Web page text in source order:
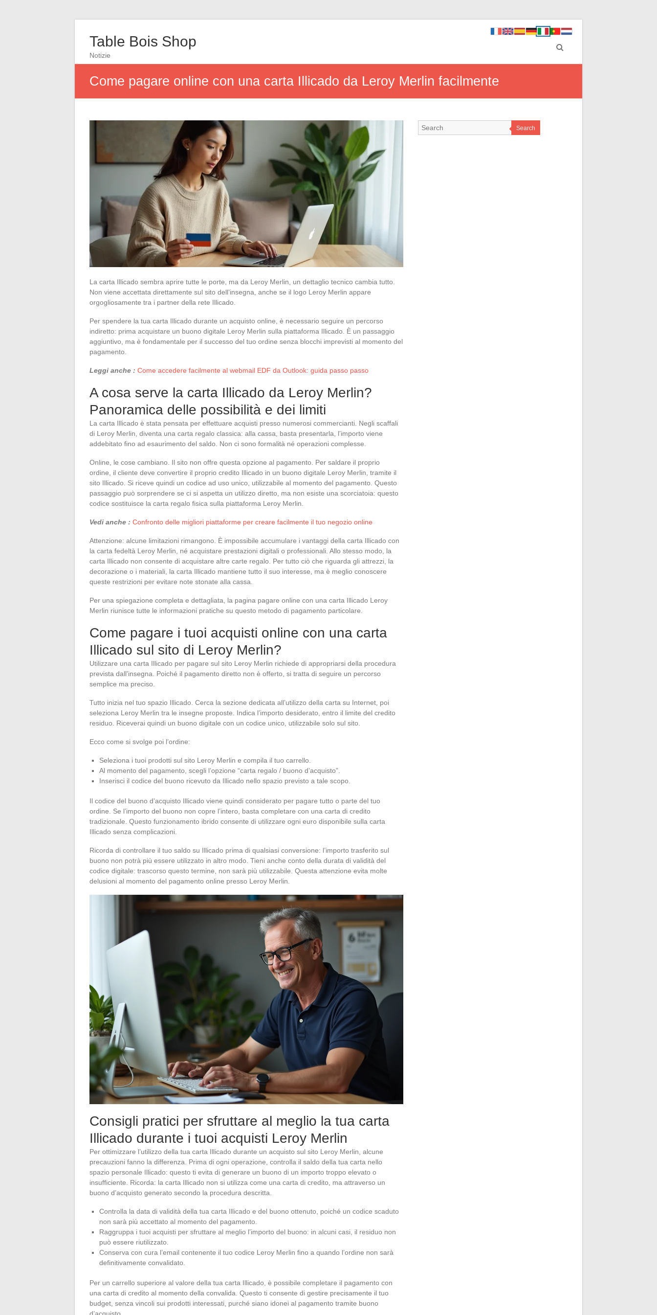
Table Bois Shop
Notizie
Come pagare online con una carta Illicado da Leroy Merlin facilmente
La carta Illicado sembra aprire tutte le porte, ma da Leroy Merlin, un dettaglio tecnico cambia tutto.
Non viene accettata direttamente sul sito dell’insegna, anche se il logo Leroy Merlin appare
orgogliosamente tra i partner della rete Illicado.
Per spendere la tua carta Illicado durante un acquisto online, è necessario seguire un percorso
indiretto: prima acquistare un buono digitale Leroy Merlin sulla piattaforma Illicado. È un passaggio
aggiuntivo, ma è fondamentale per il successo del tuo ordine senza blocchi imprevisti al momento del
pagamento.
Leggi anche : Come accedere facilmente al webmail EDF da Outlook: guida passo passo
A cosa serve la carta Illicado da Leroy Merlin?
Panoramica delle possibilità e dei limiti
La carta Illicado è stata pensata per effettuare acquisti presso numerosi commercianti. Negli scaffali
di Leroy Merlin, diventa una carta regalo classica: alla cassa, basta presentarla, l’importo viene
addebitato fino ad esaurimento del saldo. Non ci sono formalità né operazioni complesse.
Online, le cose cambiano. Il sito non offre questa opzione al pagamento. Per saldare il proprio
ordine, il cliente deve convertire il proprio credito Illicado in un buono digitale Leroy Merlin, tramite il
sito Illicado. Si riceve quindi un codice ad uso unico, utilizzabile al momento del pagamento. Questo
passaggio può sorprendere se ci si aspetta un utilizzo diretto, ma non esiste una scorciatoia: questo
codice sostituisce la carta regalo fisica sulla piattaforma Leroy Merlin.
Vedi anche : Confronto delle migliori piattaforme per creare facilmente il tuo negozio online
Attenzione: alcune limitazioni rimangono. È impossibile accumulare i vantaggi della carta Illicado con
la carta fedeltà Leroy Merlin, né acquistare prestazioni digitali o professionali. Allo stesso modo, la
carta Illicado non consente di acquistare altre carte regalo. Per tutto ciò che riguarda gli attrezzi, la
decorazione o i materiali, la carta Illicado mantiene tutto il suo interesse, ma è meglio conoscere
queste restrizioni per evitare note stonate alla cassa.
Per una spiegazione completa e dettagliata, la pagina pagare online con una carta Illicado Leroy
Merlin riunisce tutte le informazioni pratiche su questo metodo di pagamento particolare.
Come pagare i tuoi acquisti online con una carta
Illicado sul sito di Leroy Merlin?
Utilizzare una carta Illicado per pagare sul sito Leroy Merlin richiede di appropriarsi della procedura
prevista dall’insegna. Poiché il pagamento diretto non è offerto, si tratta di seguire un percorso
semplice ma preciso.
Tutto inizia nel tuo spazio Illicado. Cerca la sezione dedicata all’utilizzo della carta su Internet, poi
seleziona Leroy Merlin tra le insegne proposte. Indica l’importo desiderato, entro il limite del credito
residuo. Riceverai quindi un buono digitale con un codice unico, utilizzabile solo sul sito.
Ecco come si svolge poi l’ordine:
Seleziona i tuoi prodotti sul sito Leroy Merlin e compila il tuo carrello.
Al momento del pagamento, scegli l’opzione “carta regalo / buono d’acquisto”.
Inserisci il codice del buono ricevuto da Illicado nello spazio previsto a tale scopo.
Il codice del buono d’acquisto Illicado viene quindi considerato per pagare tutto o parte del tuo
ordine. Se l’importo del buono non copre l’intero, basta completare con una carta di credito
tradizionale. Questo funzionamento ibrido consente di utilizzare ogni euro disponibile sulla carta
Illicado senza complicazioni.
Ricorda di controllare il tuo saldo su Illicado prima di qualsiasi conversione: l’importo trasferito sul
buono non potrà più essere utilizzato in altro modo. Tieni anche conto della durata di validità del
codice digitale: trascorso questo termine, non sarà più utilizzabile. Questa attenzione evita molte
delusioni al momento del pagamento online presso Leroy Merlin.
Consigli pratici per sfruttare al meglio la tua carta
Illicado durante i tuoi acquisti Leroy Merlin
Per ottimizzare l’utilizzo della tua carta Illicado durante un acquisto sul sito Leroy Merlin, alcune
precauzioni fanno la differenza. Prima di ogni operazione, controlla il saldo della tua carta nello
spazio personale Illicado: questo ti evita di generare un buono di un importo troppo elevato o
insufficiente. Ricorda: la carta Illicado non si utilizza come una carta di credito, ma attraverso un
buono d’acquisto generato secondo la procedura descritta.
Controlla la data di validità della tua carta Illicado e del buono ottenuto, poiché un codice scaduto
non sarà più accettato al momento del pagamento.
Raggruppa i tuoi acquisti per sfruttare al meglio l’importo del buono: in alcuni casi, il residuo non
può essere riutilizzato.
Conserva con cura l’email contenente il tuo codice Leroy Merlin fino a quando l’ordine non sarà
definitivamente convalidato.
Per un carrello superiore al valore della tua carta Illicado, è possibile completare il pagamento con
una carta di credito al momento della convalida. Questo ti consente di gestire precisamente il tuo
budget, senza vincoli sui prodotti interessati, purché siano idonei al pagamento tramite buono
Search